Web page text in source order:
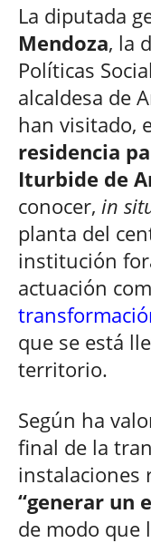
La diputada
Mendoza, la
Políticas
alcaldesa de
han visitado,
residencia
Iturbide de
conocer, in
planta del
institución
actuación
que se está
territorio.
Según ha
final de la
instalaciones
“generar un
de modo que